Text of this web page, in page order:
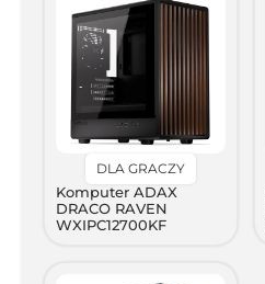
DLA GRACZY
Komputer ADAX
DRACO RAVEN
WXIPC12700KF